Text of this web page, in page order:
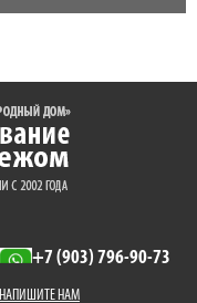
+7 (903) 796-90-73
НАПИШИТЕ НАМ